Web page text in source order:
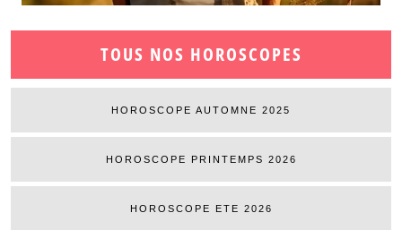
TOUS NOS HOROSCOPES
HOROSCOPE AUTOMNE 2025
HOROSCOPE PRINTEMPS 2026
HOROSCOPE ETE 2026